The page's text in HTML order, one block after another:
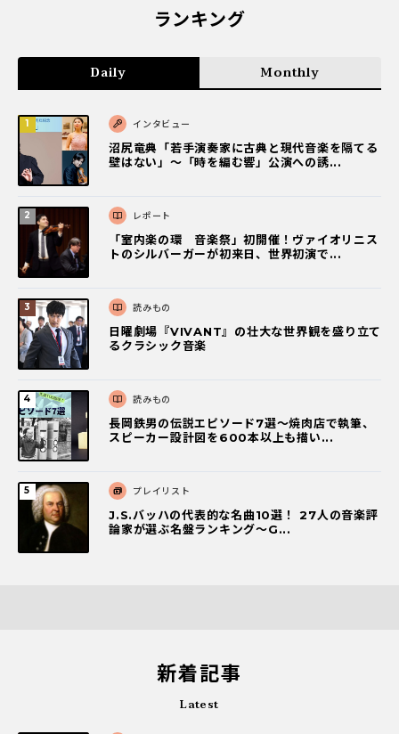
ランキング
Daily Monthly
インタビュー
沼尻竜典「若手演奏家に古典と現代音楽を隔てる
壁はない」～「時を編む響」公演への誘...
レポート
「室内楽の環 音楽祭」初開催！ヴァイオリニス
トのシルバーガーが初来日、世界初演で...
読みもの
日曜劇場『VIVANT』の壮大な世界観を盛り立て
るクラシック音楽
読みもの
長岡鉄男の伝説エピソード7選〜焼肉店で執筆、
スピーカー設計図を600本以上も描い...
プレイリスト
J.S.バッハの代表的な名曲10選！ 27人の音楽評
論家が選ぶ名盤ランキング〜G...
新着記事
Latest